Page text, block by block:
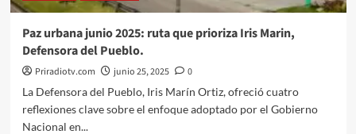
Paz urbana junio 2025: ruta que prioriza Iris Marin,
Defensora del Pueblo.
Priradiotv.com junio 25, 2025
0
La Defensora del Pueblo, Iris Marín Ortiz, ofreció cuatro
reflexiones clave sobre el enfoque adoptado por el Gobierno
Nacional en...